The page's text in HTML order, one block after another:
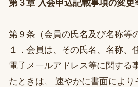
第３章 入会申込記載事項の変更
第９条（会員の氏名及び名称等
１．会員は、その氏名、名称、
電子メールアドレス等に関する
たときは、 速やかに書面により